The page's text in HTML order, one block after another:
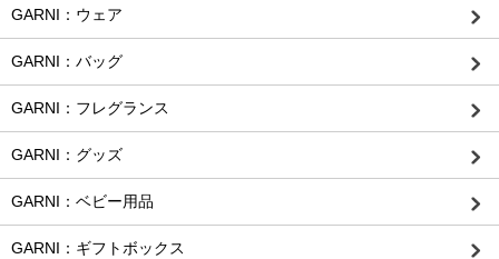
GARNI：ウェア
GARNI：バッグ
GARNI：フレグランス
GARNI：グッズ
GARNI：ベビー用品
GARNI：ギフトボックス